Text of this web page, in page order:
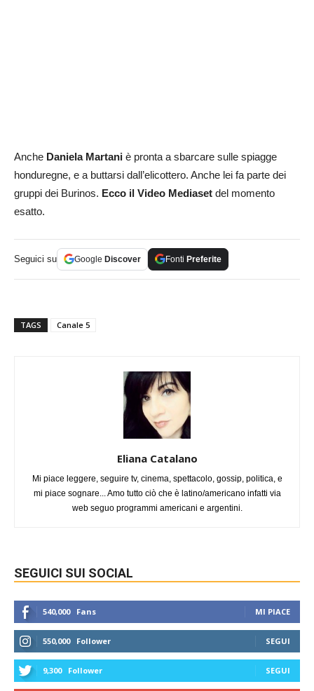
Anche Daniela Martani è pronta a sbarcare sulle spiagge
honduregne, e a buttarsi dall’elicottero. Anche lei fa parte dei
gruppi dei Burinos. Ecco il Video Mediaset del momento
esatto.
Seguici su Google Discover Fonti Preferite
TAGS Canale 5
Eliana Catalano
Mi piace leggere, seguire tv, cinema, spettacolo, gossip, politica, e
mi piace sognare... Amo tutto ciò che è latino/americano infatti via
web seguo programmi americani e argentini.
SEGUICI SUI SOCIAL
540,000 Fans MI PIACE
550,000 Follower SEGUI
9,300 Follower SEGUI